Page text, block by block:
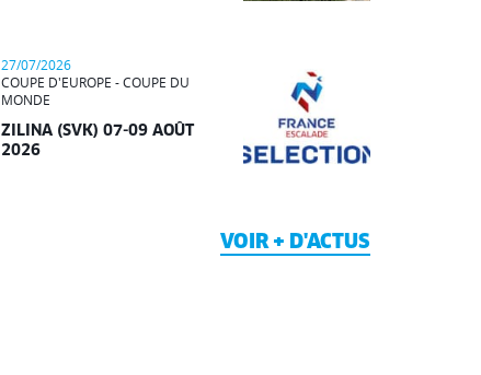
27/07/2026
COUPE D'EUROPE - COUPE DU
MONDE
ZILINA (SVK) 07-09 AOÛT
2026
VOIR + D'ACTUS